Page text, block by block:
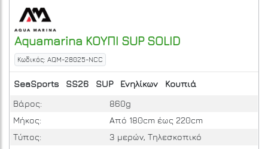
Aquamarina ΚΟΥΠΙ SUP SOLID
Κωδικός: AQM-28025-NCC
SeaSports SS26 SUP Ενηλίκων
Κουπιά
Βάρος:
860g
Μήκος:
Από 180cm έως 220cm
Τύπος:
3 μερών, Τηλεσκοπικό